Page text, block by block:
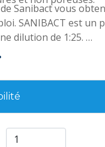
Sanibact vous
SANIBACT est un
dilution de 1:25.